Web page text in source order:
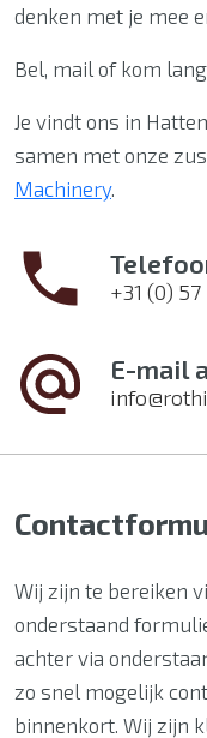
denken met je mee
Bel, mail of kom
Je vindt ons in
samen met onze
Machinery.
+31 (0)
E-mail
Wij zijn te bereiken
onderstaand
achter via
zo snel mogelijk
binnenkort. Wij zijn